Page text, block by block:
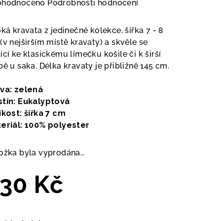
Podrobnosti hodnocení
kravata z jedinečné kolekce, šířka 7 - 8
nejširším místě kravaty) a skvěle se
ke klasickému límečku košile či k širší
u saka. Délka kravaty je přibližně 145 cm.
zelená
Eukalyptová
šířka 7 cm
100% polyester
byla vyprodána…
Kč